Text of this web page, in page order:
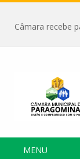
MENU